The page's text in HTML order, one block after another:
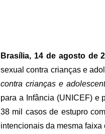
Brasília, 14 de agosto de
sexual contra crianças e
contra crianças e
para a Infância (UNICEF) e
38 mil casos de estupro
intencionais da mesma faixa